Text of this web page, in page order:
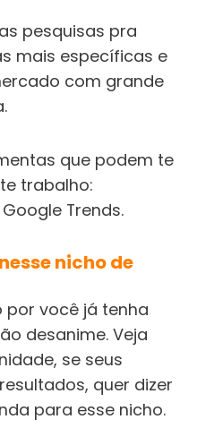
pesquisas pra
mais específicas e
com grande
que podem te
trabalho:
Trends.
nicho de
por você já tenha
desanime. Veja
se seus
quer dizer
para esse nicho.